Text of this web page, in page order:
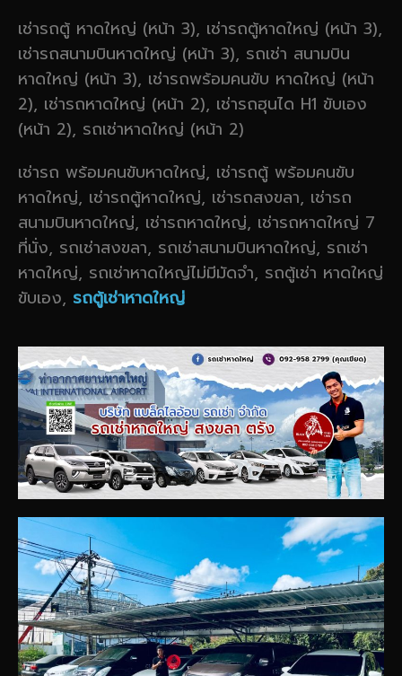
เช่ารถตู้ หาดใหญ่ (หน้า 3), เช่ารถตู้หาดใหญ่ (หน้า 3),
เช่ารถสนามบินหาดใหญ่ (หน้า 3), รถเช่า สนามบิน
หาดใหญ่ (หน้า 3), เช่ารถพร้อมคนขับ หาดใหญ่ (หน้า
2), เช่ารถหาดใหญ่ (หน้า 2), เช่ารถฮุนได H1 ขับเอง
(หน้า 2), รถเช่าหาดใหญ่ (หน้า 2)
เช่ารถ พร้อมคนขับหาดใหญ่, เช่ารถตู้ พร้อมคนขับ
หาดใหญ่, เช่ารถตู้หาดใหญ่, เช่ารถสงขลา, เช่ารถ
สนามบินหาดใหญ่, เช่ารถหาดใหญ่, เช่ารถหาดใหญ่ 7
ที่นั่ง, รถเช่าสงขลา, รถเช่าสนามบินหาดใหญ่, รถเช่า
หาดใหญ่, รถเช่าหาดใหญ่ไม่มีมัดจำ, รถตู้เช่า หาดใหญ่
ขับเอง, รถตู้เช่าหาดใหญ่